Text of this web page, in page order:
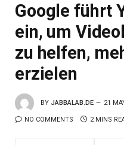
Google führt
ein, um
zu helfen,
erzielen
BY JABBALAB.DE 21
NO COMMENTS 2 MINS